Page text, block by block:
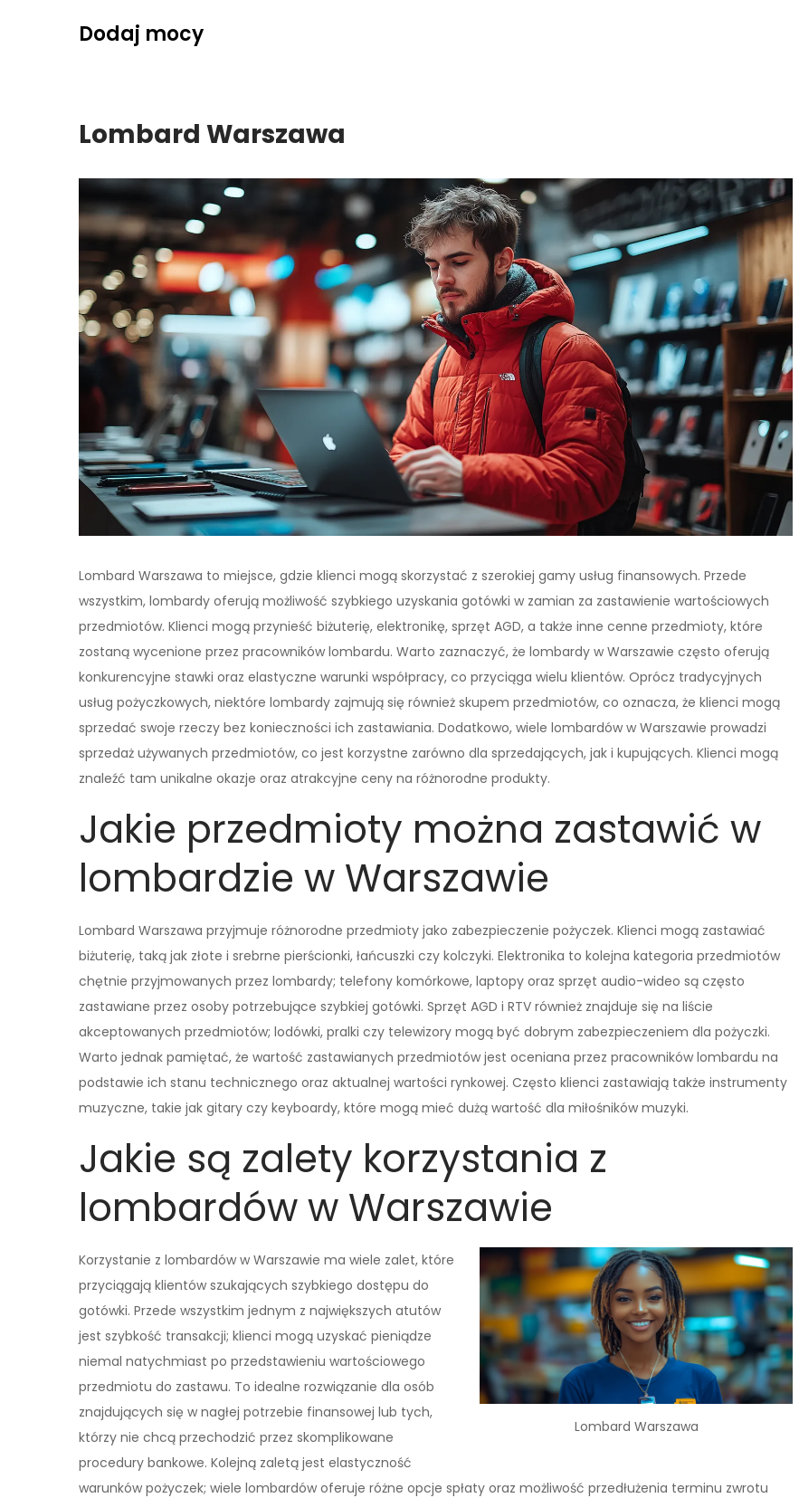
Dodaj mocy
Lombard Warszawa
Lombard Warszawa to miejsce, gdzie klienci mogą skorzystać z szerokiej gamy usług finansowych. Przede
wszystkim, lombardy oferują możliwość szybkiego uzyskania gotówki w zamian za zastawienie wartościowych
przedmiotów. Klienci mogą przynieść biżuterię, elektronikę, sprzęt AGD, a także inne cenne przedmioty, które
zostaną wycenione przez pracowników lombardu. Warto zaznaczyć, że lombardy w Warszawie często oferują
konkurencyjne stawki oraz elastyczne warunki współpracy, co przyciąga wielu klientów. Oprócz tradycyjnych
usług pożyczkowych, niektóre lombardy zajmują się również skupem przedmiotów, co oznacza, że klienci mogą
sprzedać swoje rzeczy bez konieczności ich zastawiania. Dodatkowo, wiele lombardów w Warszawie prowadzi
sprzedaż używanych przedmiotów, co jest korzystne zarówno dla sprzedających, jak i kupujących. Klienci mogą
znaleźć tam unikalne okazje oraz atrakcyjne ceny na różnorodne produkty.
Jakie przedmioty można zastawić w
lombardzie w Warszawie
Lombard Warszawa przyjmuje różnorodne przedmioty jako zabezpieczenie pożyczek. Klienci mogą zastawiać
biżuterię, taką jak złote i srebrne pierścionki, łańcuszki czy kolczyki. Elektronika to kolejna kategoria przedmiotów
chętnie przyjmowanych przez lombardy; telefony komórkowe, laptopy oraz sprzęt audio-wideo są często
zastawiane przez osoby potrzebujące szybkiej gotówki. Sprzęt AGD i RTV również znajduje się na liście
akceptowanych przedmiotów; lodówki, pralki czy telewizory mogą być dobrym zabezpieczeniem dla pożyczki.
Warto jednak pamiętać, że wartość zastawianych przedmiotów jest oceniana przez pracowników lombardu na
podstawie ich stanu technicznego oraz aktualnej wartości rynkowej. Często klienci zastawiają także instrumenty
muzyczne, takie jak gitary czy keyboardy, które mogą mieć dużą wartość dla miłośników muzyki.
Jakie są zalety korzystania z
lombardów w Warszawie
Lombard Warszawa
Korzystanie z lombardów w Warszawie ma wiele zalet, które
przyciągają klientów szukających szybkiego dostępu do
gotówki. Przede wszystkim jednym z największych atutów
jest szybkość transakcji; klienci mogą uzyskać pieniądze
niemal natychmiast po przedstawieniu wartościowego
przedmiotu do zastawu. To idealne rozwiązanie dla osób
znajdujących się w nagłej potrzebie finansowej lub tych,
którzy nie chcą przechodzić przez skomplikowane
procedury bankowe. Kolejną zaletą jest elastyczność
warunków pożyczek; wiele lombardów oferuje różne opcje spłaty oraz możliwość przedłużenia terminu zwrotu